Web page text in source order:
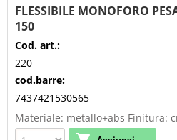
FLESSIBILE MONOFORO
150
Cod. art.:
220
cod.barre:
7437421530565
Materiale: metallo+abs Finitura: